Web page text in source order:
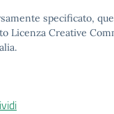
specificato,
Licenza Creative